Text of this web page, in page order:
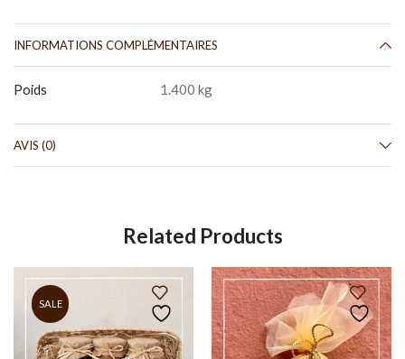
INFORMATIONS COMPLÉMENTAIRES
Poids 1.400 kg
AVIS (0)
Related Products
SALE